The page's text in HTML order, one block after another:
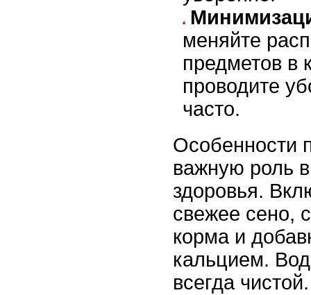
меняйте
предметов в
проводите
часто.
Особенности
важную роль
здоровья.
свежее сено,
корма и
кальцием.
всегда чистой.